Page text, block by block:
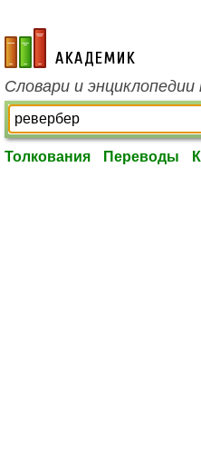
academic.ru
Словари и
Толкования Переводы